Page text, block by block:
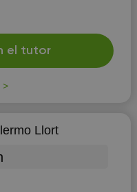
los jóvenes, además
al...
el tutor
Llort